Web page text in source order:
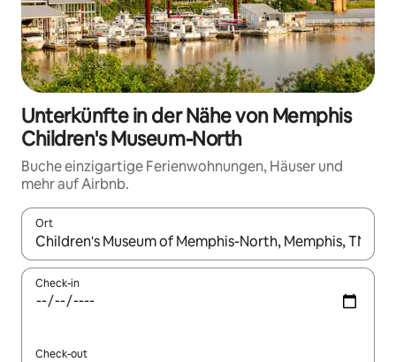
Unterkünfte in der Nähe von Memphis
Children's Museum-North
Buche einzigartige Ferienwohnungen, Häuser und
mehr auf Airbnb.
Ort
Wenn Ergebnisse verfügbar sind, navigiere mit den
Check-in
Check-out